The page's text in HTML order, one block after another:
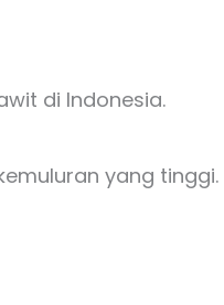
di Indonesia.
yang tinggi.